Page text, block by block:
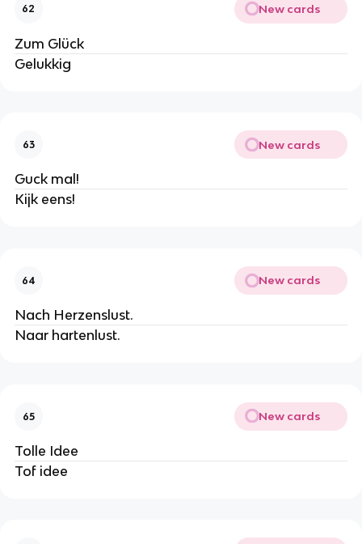
62 New cards
Zum Glück
Gelukkig
63 New cards
Guck mal!
Kijk eens!
64 New cards
Nach Herzenslust.
Naar hartenlust.
65 New cards
Tolle Idee
Tof idee